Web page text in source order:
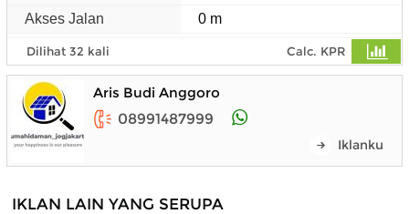
Akses Jalan 0 m
Dilihat 32 kali Calc. KPR
Aris Budi Anggoro
08991487999
Iklanku
IKLAN LAIN YANG SERUPA